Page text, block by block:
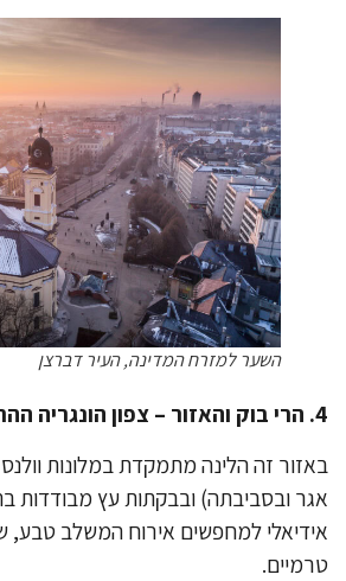
השער למזרח המדינה, העיר דברצן
זה הלינה מתמקדת במלונות וולנס
ובסביבתה) ובבקתות עץ מבודדות בתוך
למחפשים אירוח המשלב טבע, שקט